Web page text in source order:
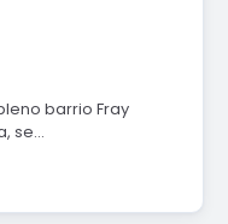
barrio Fray
se…